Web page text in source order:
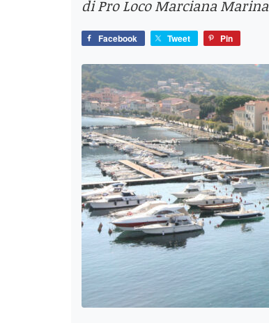
di Pro Loco Marciana Marina
Facebook Tweet Pin